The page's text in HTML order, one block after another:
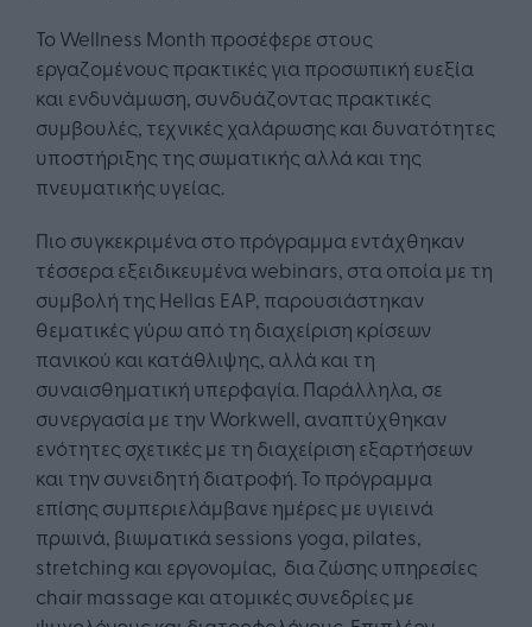
Το Wellness Month προσέφερε στους
εργαζομένους πρακτικές για προσωπική ευεξία
και ενδυνάμωση, συνδυάζοντας πρακτικές
συμβουλές, τεχνικές χαλάρωσης και δυνατότητες
υποστήριξης της σωματικής αλλά και της
πνευματικής υγείας.
Πιο συγκεκριμένα στο πρόγραμμα εντάχθηκαν
τέσσερα εξειδικευμένα webinars, στα οποία με τη
συμβολή της Hellas EAP, παρουσιάστηκαν
θεματικές γύρω από τη διαχείριση κρίσεων
πανικού και κατάθλιψης, αλλά και τη
συναισθηματική υπερφαγία. Παράλληλα, σε
συνεργασία με την Workwell, αναπτύχθηκαν
ενότητες σχετικές με τη διαχείριση εξαρτήσεων
και την συνειδητή διατροφή. Το πρόγραμμα
επίσης συμπεριελάμβανε ημέρες με υγιεινά
πρωινά, βιωματικά sessions yoga, pilates,
stretching και εργονομίας, δια ζώσης υπηρεσίες
chair massage και ατομικές συνεδρίες με